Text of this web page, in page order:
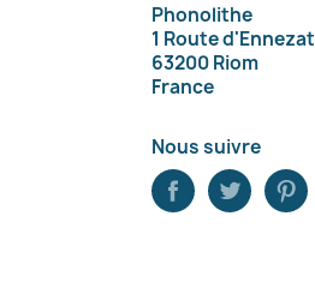
Phonolithe
1 Route d'Ennezat
63200 Riom
France
Nous suivre